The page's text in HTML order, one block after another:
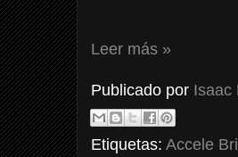
Leer más »
Publicado por Isaac
Etiquetas: Accele